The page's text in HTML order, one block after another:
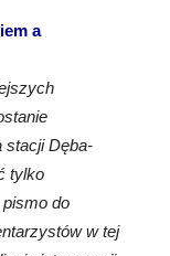
a
stacji Dęba-
tylko
do
w tej